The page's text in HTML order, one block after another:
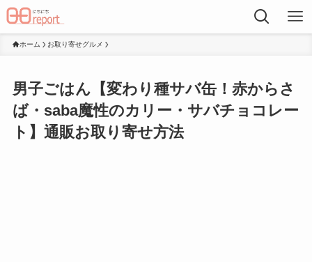
ホーム お取り寄せグルメ
男子ごはん【変わり種サバ缶！赤からさ
ば・saba魔性のカリー・サバチョコレー
ト】通販お取り寄せ方法